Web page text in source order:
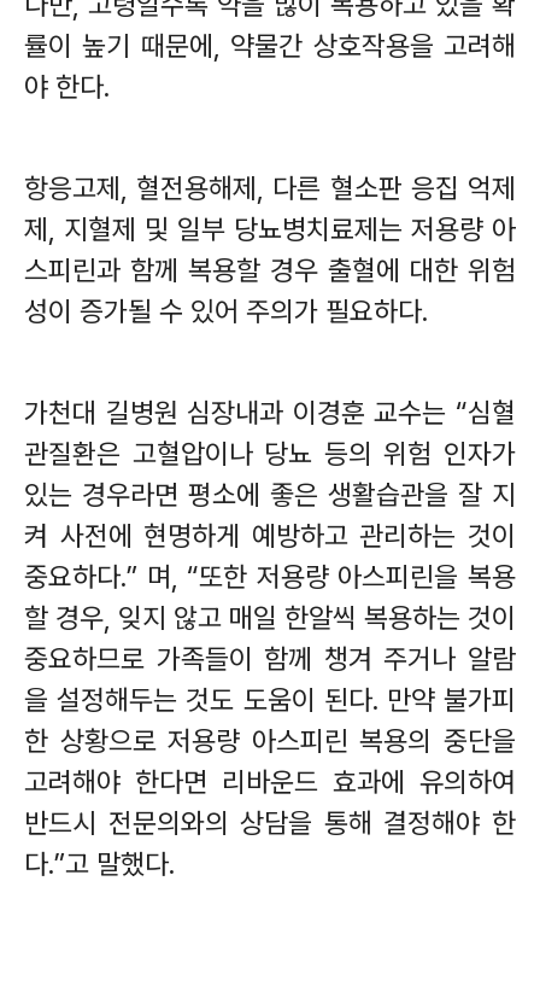
률이 높기 때문에 , 약물간 상호작용을 고려해
야 한다.
항응고제 , 혈전용해제 , 다른 혈소판 응집 억제
제 , 지혈제 및 일부 당뇨병치료제는 저용량 아
스피린과 함께 복용할 경우 출혈에 대한 위험
성이 증가될 수 있어 주의가 필요하다.
가천대 길병원 심장내과 이경훈 교수는 “심혈
관질환은 고혈압이나 당뇨 등의 위험 인자가
있는 경우라면 평소에 좋은 생활습관을 잘 지
켜 사전에 현명하게 예방하고 관리하는 것이
중요하다.” 며, “또한 저용량 아스피린을 복용
할 경우, 잊지 않고 매일 한알씩 복용하는 것이
중요하므로 가족들이 함께 챙겨 주거나 알람
을 설정해두는 것도 도움이 된다. 만약 불가피
한 상황으로 저용량 아스피린 복용의 중단을
고려해야 한다면 리바운드 효과에 유의하여
반드시 전문의와의 상담을 통해 결정해야 한
다.”고 말했다.